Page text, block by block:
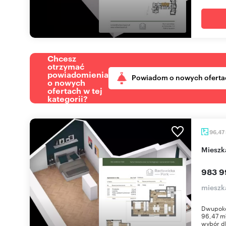
Chcesz
otrzymać
powiadomienia
o nowych
ofertach w tej
kategorii?
Powiadom o nowych
96,47
983
96,47
wybór